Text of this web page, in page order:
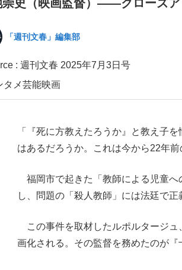
崇史（映画監督）――クローズア
「週刊文春」編集部
: 週刊文春 2025年7月3日号
タメ芸能映画
「『死に方教えたろうか』と教え子
はあるだろうか。これは今から22年
福岡市で起きた「教師による児童へ
し、問題の「殺人教師」には法廷で
この事件を取材したルポルタージ
画化される。その監督を務めたのが